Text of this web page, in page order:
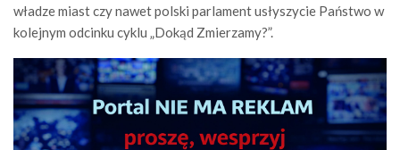
władze miast czy nawet polski parlament usłyszycie Państwo w
kolejnym odcinku cyklu „Dokąd Zmierzamy?”.